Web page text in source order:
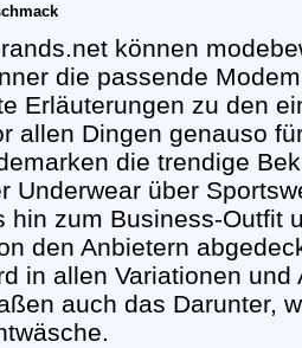
können
die passende
Erläuterungen zu den
allen Dingen genauso
die trendige
Underwear über
hin zum Business-Outfit
den Anbietern
in allen Variationen
auch das Darunter,